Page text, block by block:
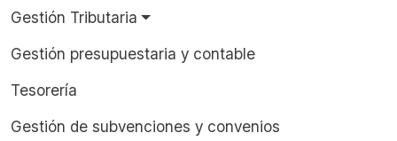
Gestión Tributaria
Gestión presupuestaria y contable
Tesorería
Gestión de subvenciones y convenios